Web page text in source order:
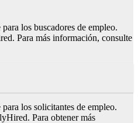
los buscadores de empleo.
Para más información, consulte
los solicitantes de empleo.
Para obtener más